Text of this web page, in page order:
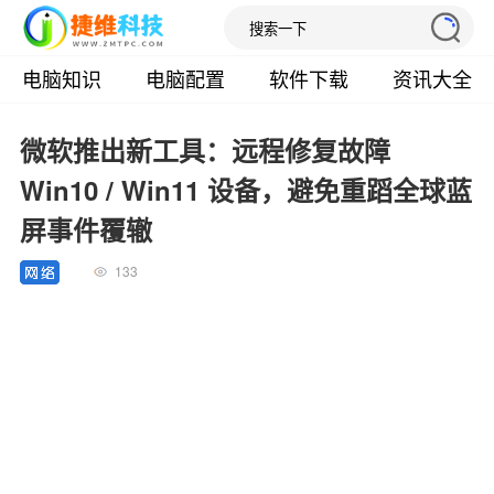
电脑知识 电脑配置 软件下载 资讯大全
微软推出新工具：远程修复故障
Win10 / Win11 设备，避免重蹈全球蓝
屏事件覆辙
133